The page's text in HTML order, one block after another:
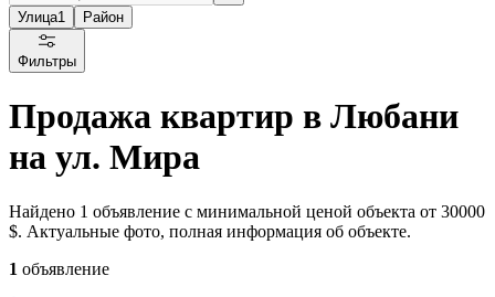
Улица1 Район
Фильтры
Продажа квартир в Любани
на ул. Мира
Найдено 1 объявление с минимальной ценой объекта от 30000
$. Актуальные фото, полная информация об объекте.
1 объявление